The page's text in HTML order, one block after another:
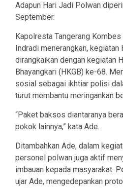
Adapun Hari Jadi Polwan
September.
Kapolresta Tangerang
Indradi menerangkan,
dirangkaikan dengan kegiatan
Bhayangkari (HKGB) ke-68.
sosial sebagai ikhtiar polisi
turut membantu meringankan
“Paket baksos diantaranya
pokok lainnya,” kata Ade.
Ditambahkan Ade, dalam
personel polwan juga aktif
imbauan kepada masyarakat.
ujar Ade, mengedepankan